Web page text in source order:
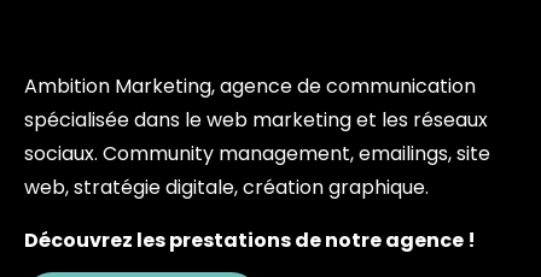
Ambition Marketing, agence de communication
spécialisée dans le web marketing et les réseaux
sociaux. Community management, emailings, site
web, stratégie digitale, création graphique.
Découvrez les prestations de notre agence !